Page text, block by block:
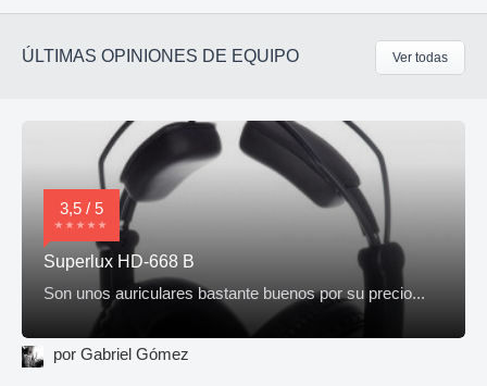
ÚLTIMAS OPINIONES DE EQUIPO Ver todas
3,5 / 5
Superlux HD-668 B
Son unos auriculares bastante buenos por su precio...
por Gabriel Gómez